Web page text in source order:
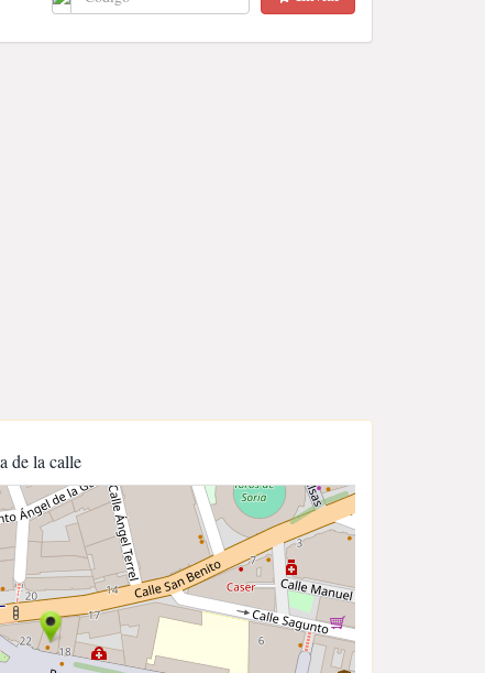
de la calle